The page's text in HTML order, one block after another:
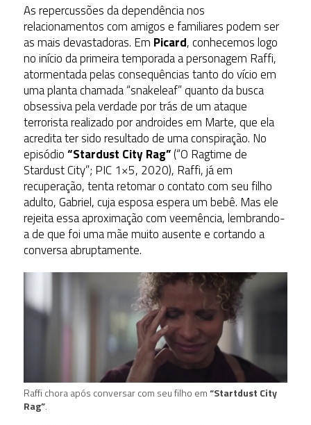
As repercussões da dependência nos
relacionamentos com amigos e familiares podem ser
as mais devastadoras. Em Picard, conhecemos logo
no início da primeira temporada a personagem Raffi,
atormentada pelas consequências tanto do vício em
uma planta chamada “snakeleaf” quanto da busca
obsessiva pela verdade por trás de um ataque
terrorista realizado por androides em Marte, que ela
acredita ter sido resultado de uma conspiração. No
episódio“Stardust City Rag”(“O Ragtime de
Stardust City”; PIC 1×5, 2020), Raffi, já em
recuperação, tenta retomar o contato com seu filho
adulto, Gabriel, cuja esposa espera um bebê. Mas ele
rejeita essa aproximação com veemência, lembrando-
a de que foi uma mãe muito ausente e cortando a
conversa abruptamente.
Raffi chora após conversar com seu filho em“Startdust City
Rag”.